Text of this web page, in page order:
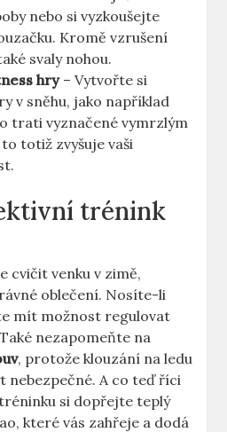
⁣nebo si vyzkoušejte
Kromě vzrušení
svaly nohou.
hry– Vytvořte si
v sněhu,⁣ jako ⁢například
trati‍ vyznačené vymrzlým
totiž​ zvyšuje ‍vaši⁤
trénink
cvičit venku v zimě,
oblečení. ⁣Nosíte-li
mít možnost ⁣regulovat
nezapomeňte na
, protože klouzání na ledu
nebezpečné. A co teď říci
si⁤ dopřejte teplý
které vás zahřeje‌ a dodá